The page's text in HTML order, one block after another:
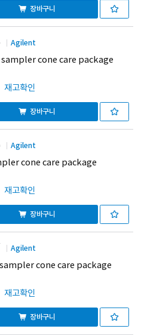
장바구니
Agilent
cone care package
재고확인
장바구니
Agilent
cone care package
재고확인
장바구니
Agilent
cone care package
재고확인
장바구니